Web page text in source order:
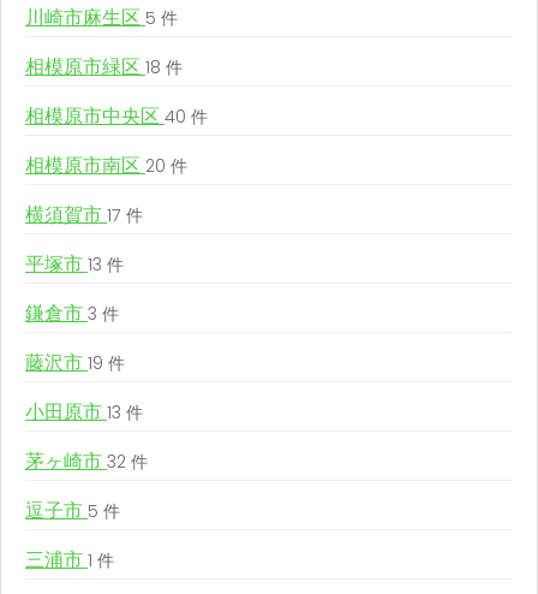
川崎市麻生区 5 件
相模原市緑区 18 件
相模原市中央区 40 件
相模原市南区 20 件
横須賀市 17 件
平塚市 13 件
鎌倉市 3 件
藤沢市 19 件
小田原市 13 件
茅ヶ崎市 32 件
逗子市 5 件
三浦市 1 件